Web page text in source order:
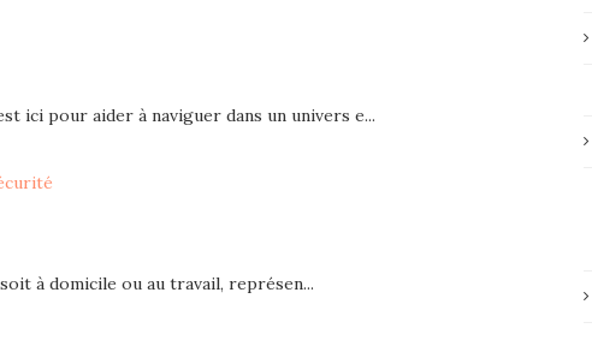
ici pour aider à naviguer dans un univers e...
à domicile ou au travail, représen...